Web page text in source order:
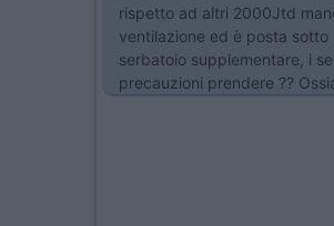
rispetto ad altri 2000Jtd
ventilazione ed è posta sotto
serbatoio supplementare, i
precauzioni prendere ??